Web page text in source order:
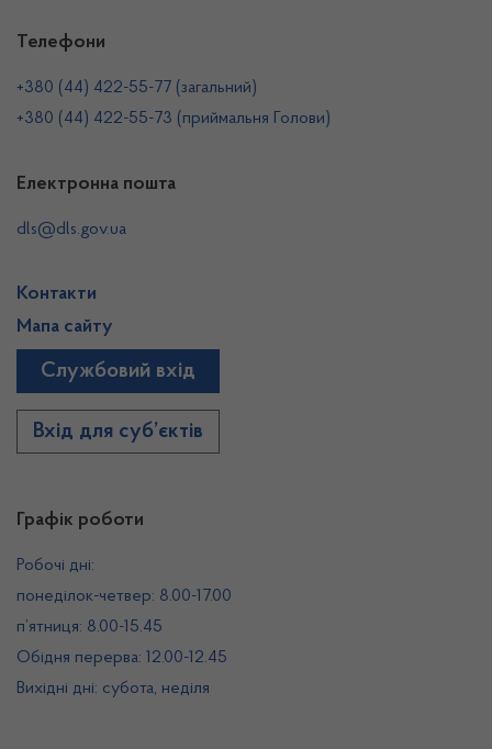
Графік роботи
Робочі дні:
понеділок-четвер: 8.00-17.00
п’ятниця: 8.00-15.45
Обідня перерва: 12.00-12.45
Вихідні дні: субота, неділя
Телефони
+380 (44) 422-55-77 (загальний)
+380 (44) 422-55-73 (приймальня Голови)
Електронна пошта
dls@dls.gov.ua
Контакти
Мапа сайту
Службовий вхід
Вхід для суб’єктів